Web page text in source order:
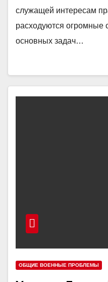
служащей интересам
расходуются огромные
основных задач…
ОБЩИЕ ВОЕННЫЕ ПРОБЛЕМЫ